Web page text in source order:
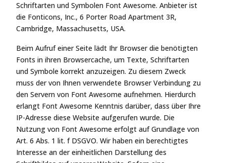
Schriftarten und Symbolen Font Awesome. Anbieter ist
die Fonticons, Inc., 6 Porter Road Apartment 3R,
Cambridge, Massachusetts, USA.
Beim Aufruf einer Seite lädt Ihr Browser die benötigten
Fonts in ihren Browsercache, um Texte, Schriftarten
und Symbole korrekt anzuzeigen. Zu diesem Zweck
muss der von Ihnen verwendete Browser Verbindung zu
den Servern von Font Awesome aufnehmen. Hierdurch
erlangt Font Awesome Kenntnis darüber, dass über Ihre
IP-Adresse diese Website aufgerufen wurde. Die
Nutzung von Font Awesome erfolgt auf Grundlage von
Art. 6 Abs. 1 lit. f DSGVO. Wir haben ein berechtigtes
Interesse an der einheitlichen Darstellung des